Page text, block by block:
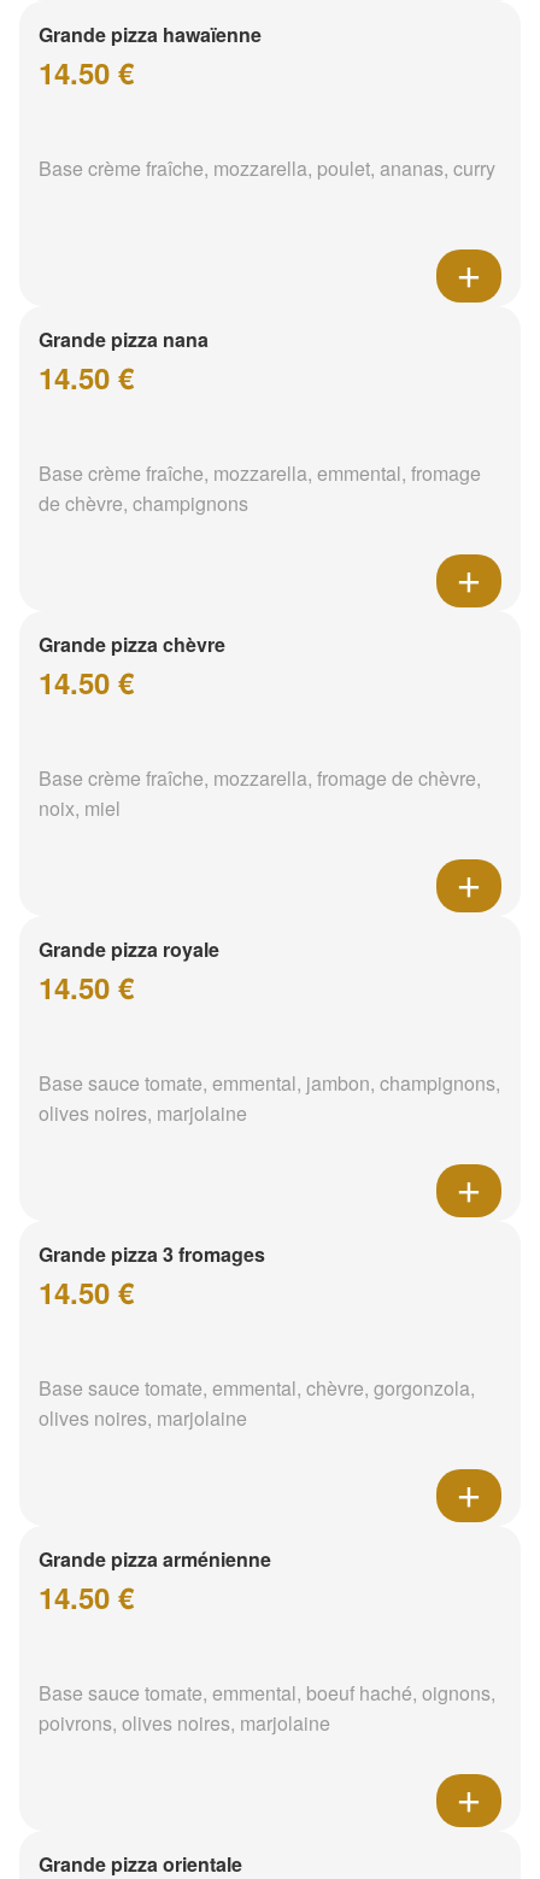
Grande pizza hawaïenne
14.50 €
Base crème fraîche, mozzarella, poulet, ananas, curry
Grande pizza nana
14.50 €
Base crème fraîche, mozzarella, emmental, fromage
de chèvre, champignons
Grande pizza chèvre
14.50 €
Base crème fraîche, mozzarella, fromage de chèvre,
noix, miel
Grande pizza royale
14.50 €
Base sauce tomate, emmental, jambon, champignons,
olives noires, marjolaine
Grande pizza 3 fromages
14.50 €
Base sauce tomate, emmental, chèvre, gorgonzola,
olives noires, marjolaine
Grande pizza arménienne
14.50 €
Base sauce tomate, emmental, boeuf haché, oignons,
poivrons, olives noires, marjolaine
Grande pizza orientale